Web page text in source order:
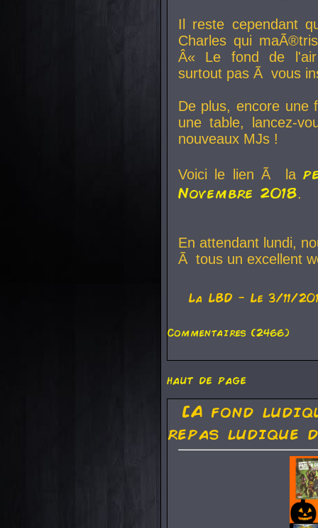
Il reste cependant
Charles qui
Â« Le fond de
surtout pas Ã vous
De plus, encore une
une table, lancez-
nouveaux MJs !
Voici le lien Ã la
Novembre 2018.
En attendant lundi,
Ã tous un excellent
La LBD - Le 3/11/
Commentaires (2466)
haut de page
[A fond
repas ludique